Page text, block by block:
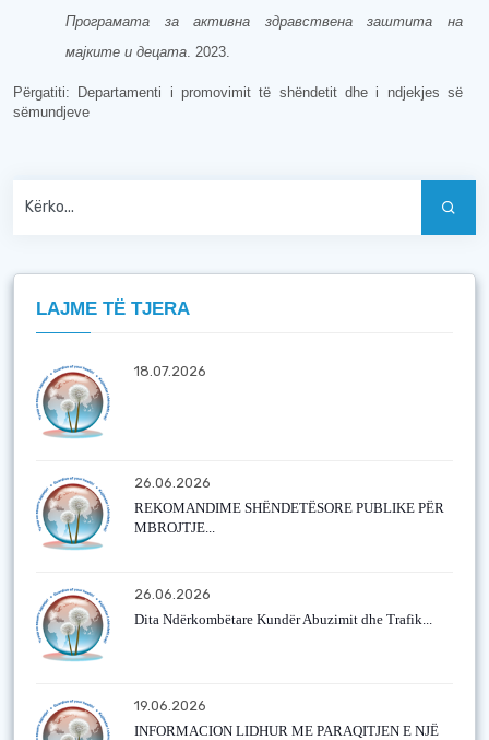
Програмата за активна здравствена заштита на
мајките и децата . 2023.
Përgatiti: Departamenti i promovimit të shëndetit dhe i ndjekjes së
sëmundjeve
LAJME TË TJERA
18.07.2026
26.06.2026
REKOMANDIME SHËNDETËSORE PUBLIKE PËR
MBROJTJE...
26.06.2026
Dita Ndërkombëtare Kundër Abuzimit dhe Trafik...
19.06.2026
INFORMACION LIDHUR ME PARAQITJEN E NJË